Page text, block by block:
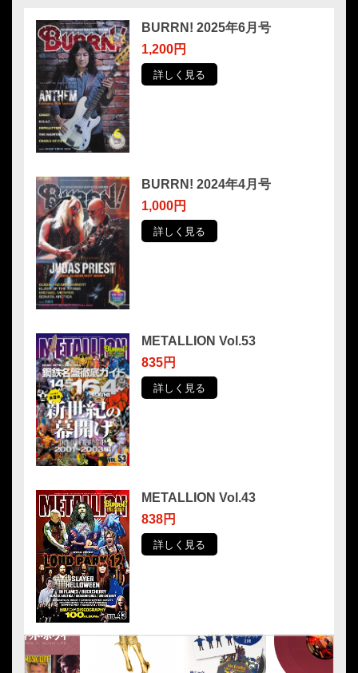
BURRN! 2025年6月号
1,200円
詳しく見る
BURRN! 2024年4月号
1,000円
詳しく見る
METALLION Vol.53
835円
詳しく見る
METALLION Vol.43
838円
詳しく見る